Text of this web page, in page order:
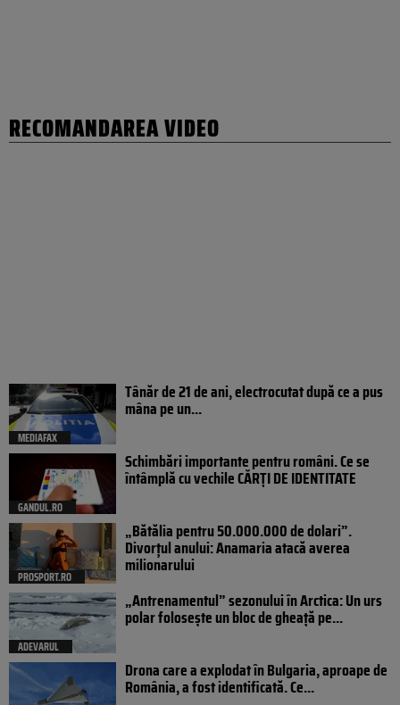
RECOMANDAREA VIDEO
MEDIAFAX
Tânăr de 21 de ani, electrocutat după ce a pus
mâna pe un...
GANDUL.RO
Schimbări importante pentru români. Ce se
întâmplă cu vechile CĂRȚI DE IDENTITATE
PROSPORT.RO
„Bătălia pentru 50.000.000 de dolari”.
Divorțul anului: Anamaria atacă averea
milionarului
ADEVARUL
„Antrenamentul” sezonului în Arctica: Un urs
polar folosește un bloc de gheață pe...
Drona care a explodat în Bulgaria, aproape de
România, a fost identificată. Ce...